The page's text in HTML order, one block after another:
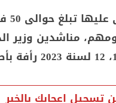
أضاف
مناشدين وزير
حكم محكمة البرلس رقم: 9،
اعجابك بالخبر